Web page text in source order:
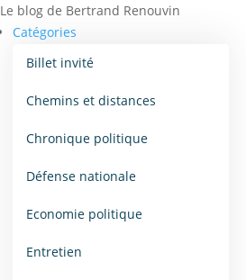
Le blog de Bertrand Renouvin
Catégories
Billet invité
Chemins et distances
Chronique politique
Défense nationale
Economie politique
Entretien